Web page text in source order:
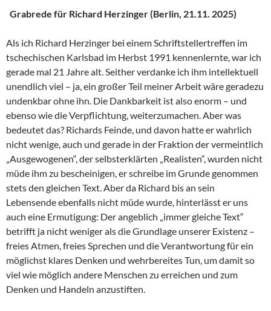
Grabrede für Richard Herzinger (Berlin, 21.11. 2025)
Als ich Richard Herzinger bei einem Schriftstellertreffen im
tschechischen Karlsbad im Herbst 1991 kennenlernte, war ich
gerade mal 21 Jahre alt. Seither verdanke ich ihm intellektuell
unendlich viel – ja, ein großer Teil meiner Arbeit wäre geradezu
undenkbar ohne ihn. Die Dankbarkeit ist also enorm – und
ebenso wie die Verpflichtung, weiterzumachen. Aber was
bedeutet das? Richards Feinde, und davon hatte er wahrlich
nicht wenige, auch und gerade in der Fraktion der vermeintlich
„Ausgewogenen“, der selbsterklärten „Realisten“, wurden nicht
müde ihm zu bescheinigen, er schreibe im Grunde genommen
stets den gleichen Text. Aber da Richard bis an sein
Lebensende ebenfalls nicht müde wurde, hinterlässt er uns
auch eine Ermutigung: Der angeblich „immer gleiche Text“
betrifft ja nicht weniger als die Grundlage unserer Existenz –
freies Atmen, freies Sprechen und die Verantwortung für ein
möglichst klares Denken und wehrbereites Tun, um damit so
viel wie möglich andere Menschen zu erreichen und zum
Denken und Handeln anzustiften.